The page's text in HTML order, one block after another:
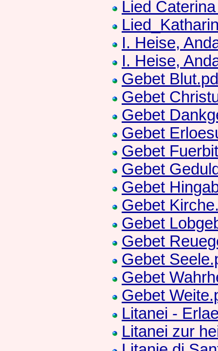
Lied
I. Heise,
I. Heise,
Gebet
Gebet
Gebet
Gebet
Gebet
Gebet
Gebet
Gebet
Gebet
Gebet
Gebet
Gebet
Gebet
Litanei -
Litanei zur